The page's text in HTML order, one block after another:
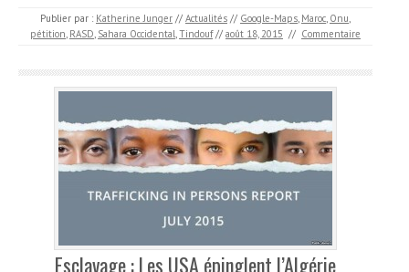
Publier par : Katherine Junger // Actualités // Google-Maps, Maroc, Onu,
pétition, RASD, Sahara Occidental,Tindouf // août 18, 2015 // Commentaire
Esclavage : Les USA épinglent l’Algérie